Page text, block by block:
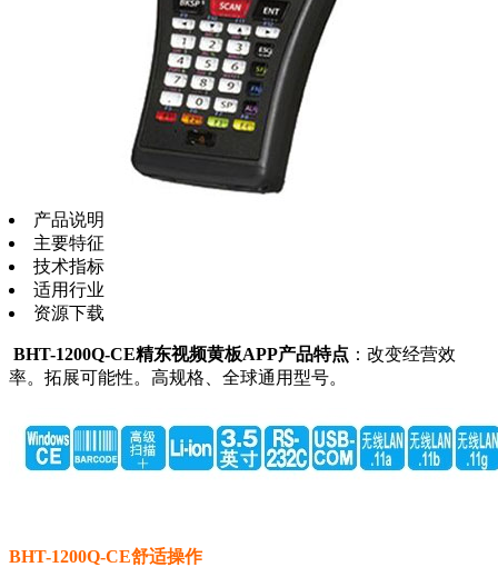
产品说明
主要特征
技术指标
适用行业
资源下载
BHT-1200Q-CE精东视频黄板APP产品特点 ：改变经营效
率。拓展可能性。高规格、全球通用型号。
BHT-1200Q-CE舒适操作